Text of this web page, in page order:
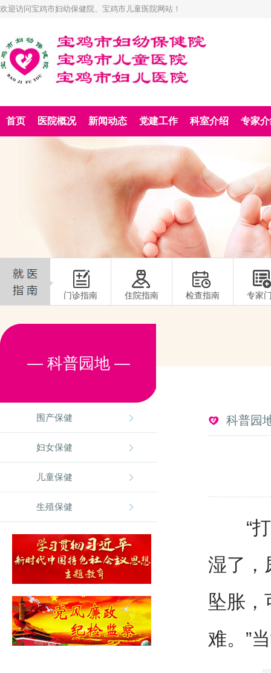
欢迎访问宝鸡市妇幼保健院、宝鸡市儿童医院网站！
首页 医院概况 新闻动态 党建工作 科室介绍 专家
门诊指南 住院指南 检查指南 专家
— 科普园地 —
围产保健
妇女保健
儿童保健
生殖保健
科普园
“打
湿了，
坠胀，
难。”